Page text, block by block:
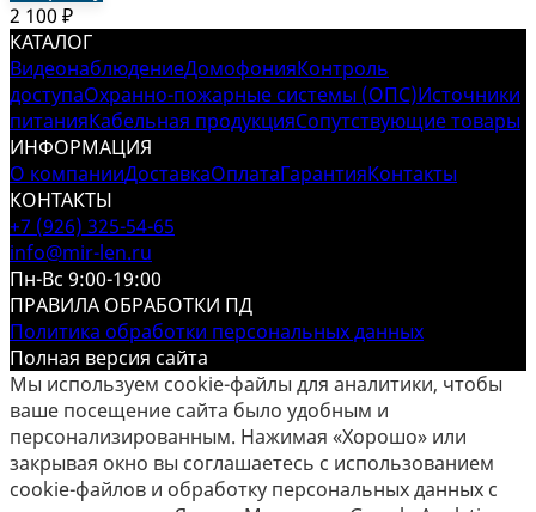
2 100 ₽
КАТАЛОГ
ВидеонаблюдениеДомофонияКонтроль
доступаОхранно-пожарные системы (ОПС)Источники
питанияКабельная продукцияСопутствующие товары
ИНФОРМАЦИЯ
О компанииДоставкаОплатаГарантияКонтакты
КОНТАКТЫ
+7 (926) 325-54-65
info@mir-len.ru
Пн-Вс 9:00-19:00
ПРАВИЛА ОБРАБОТКИ ПД
Политика обработки персональных данных
Полная версия сайта
Мы используем cookie-файлы для аналитики, чтобы
ваше посещение сайта было удобным и
персонализированным. Нажимая «Хорошо» или
закрывая окно вы соглашаетесь с использованием
cookie-файлов и обработку персональных данных с